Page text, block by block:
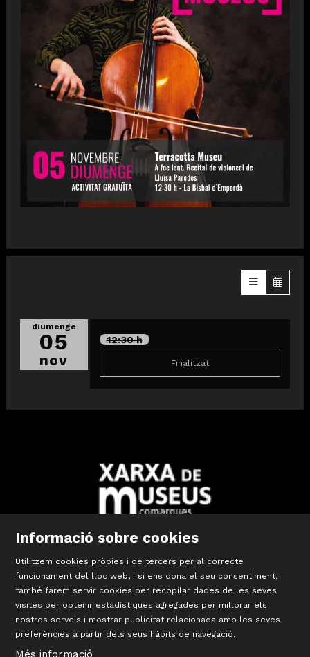
diumenge
05
nov
12:30 h
Finalitzat
Diapositiva 2 de 10: Xarxa Territorial de Museus de les
©Terracotta Museu
Sis d’octubre, 99 | La Bisbal d’Empordà
T 972 642 067
#TerracottaMuseu
Informació sobre cookies
Utilitzem cookies pròpies i de tercers per al correcte
funcionament del lloc web, i si ens dona el seu consentiment,
també farem servir cookies per recopilar dades de les seves
visites per obtenir estadístiques agregades per millorar els
nostres serveis i mostrar publicitat relacionada amb les seves
preferències a partir dels seus hàbits de navegació.
Més informació